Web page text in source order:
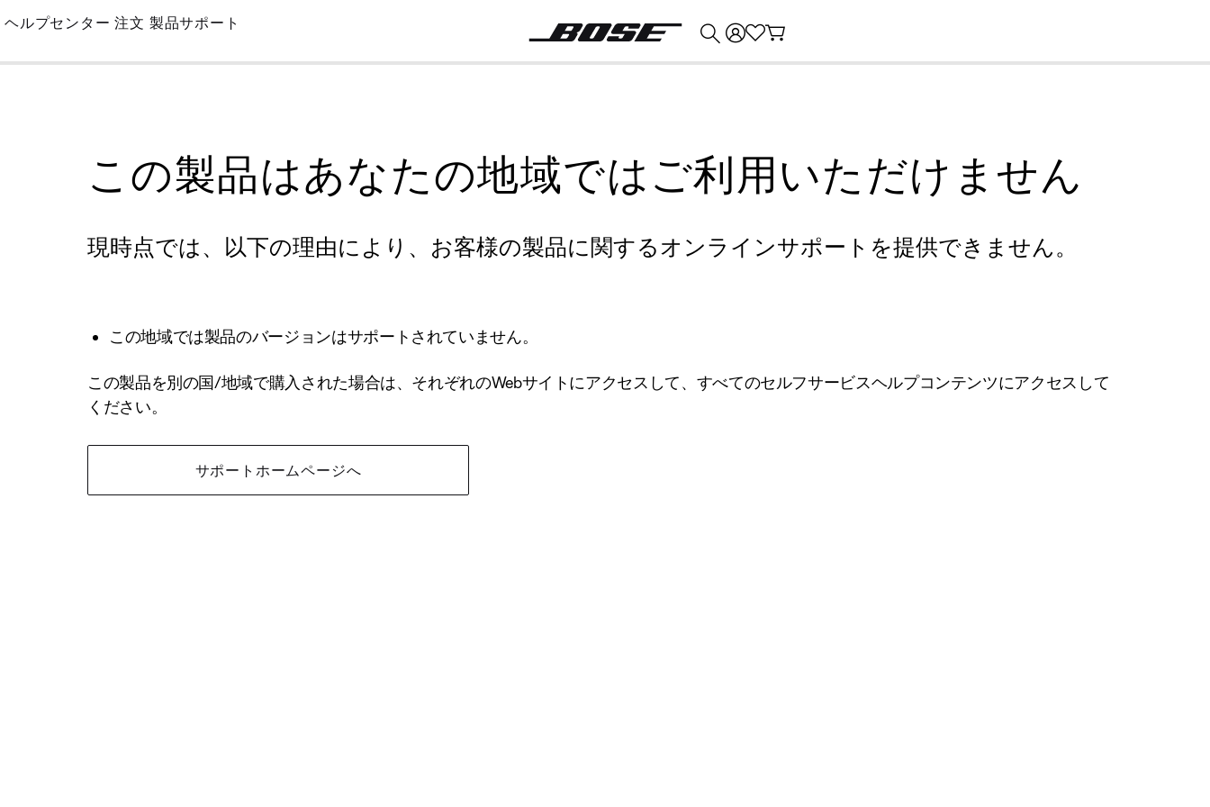
Skip
Main
ヘルプセンター 注文 製品サポート
この製品はあなたの地域ではご利用いただけません
現時点では、以下の理由により、お客様の製品に関するオンラインサポートを提供できません。
この地域では製品のバージョンはサポートされていません。
この製品を別の国/地域で購入された場合は、それぞれのWebサイトにアクセスして、すべてのセルフサービスヘルプコンテンツにアクセスして
ください。
サポートホームページへ